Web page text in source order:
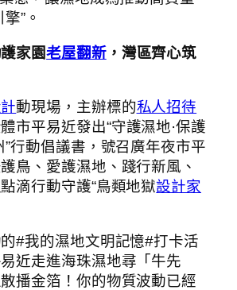
”。
家園老屋翻新，灣區齊心筑
動現場，主辦標的私人招待
市平易近發出“守護濕地·保護
”行動倡議書，號召廣年夜市平
鳥、愛護濕地、踐行新風、
滴行動守護“鳥類地獄設計家
#我的濕地文明記憶#打卡活
近走進海珠濕地尋「牛先
播金箔！你的物質波動已經